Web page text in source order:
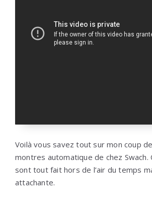
Voilà vous savez tout sur mon coup
montres automatique de chez Swach.
sont tout fait hors de l’air du temps
attachante.